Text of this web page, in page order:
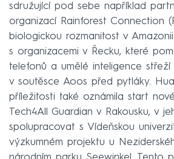
sdružující pod sebe například
organizací Rainforest Connection
biologickou rozmanitost v
s organizacemi v Řecku, které
telefonů a umělé inteligence střeží
v soutěsce Aoos před pytláky.
příležitosti také oznámila start
Tech4All Guardian v Rakousku, v
spolupracovat s Vídeňskou
výzkumném projektu u